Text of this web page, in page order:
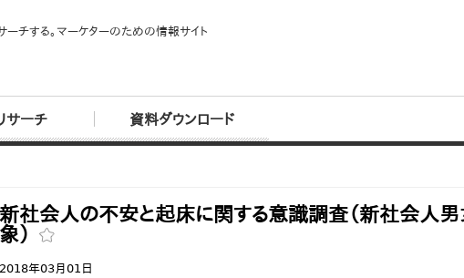
ーチする。マーケターのための情報サイト
サーチ 資料ダウンロード
新社会人の不安と起床に関する意識調査（新社会人
象）
2018年03月01日